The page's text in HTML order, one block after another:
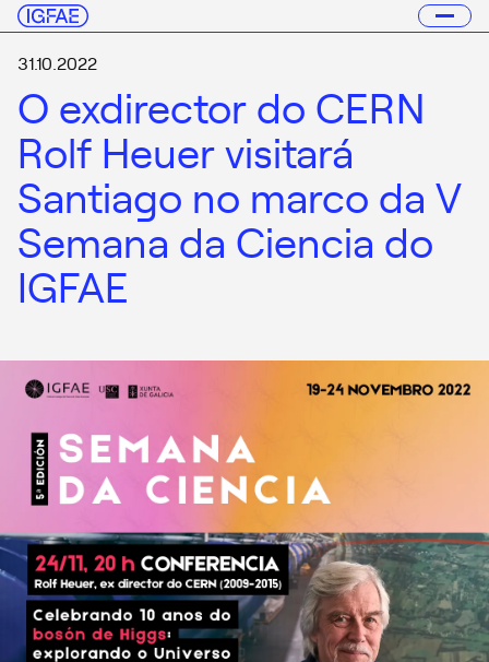
31.10.2022
O exdirector do CERN
Rolf Heuer visitará
Santiago no marco da V
Semana da Ciencia do
IGFAE